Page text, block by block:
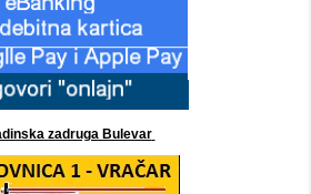
zadruga Bulevar